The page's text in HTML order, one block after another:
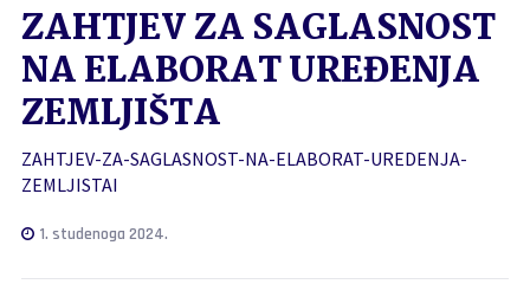
ZAHTJEV ZA SAGLASNOST
NA ELABORAT UREĐENJA
ZEMLJIŠTA
ZAHTJEV-ZA-SAGLASNOST-NA-ELABORAT-UREDENJA-
ZEMLJISTAI
1. studenoga 2024.